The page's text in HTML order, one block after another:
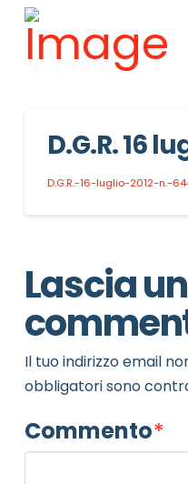
D.G.R. 16
D.G.R.-16-luglio-2012-n.-
Lascia un
Il tuo indirizzo email
obbligatori sono
Commento*